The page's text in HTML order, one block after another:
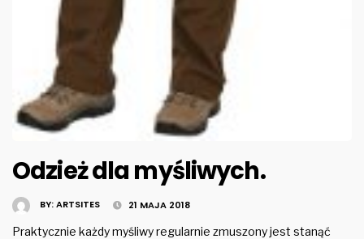
Odzież dla myśliwych.
BY:ARTSITES 21 MAJA 2018
Praktycznie każdy myśliwy regularnie zmuszony jest stanąć